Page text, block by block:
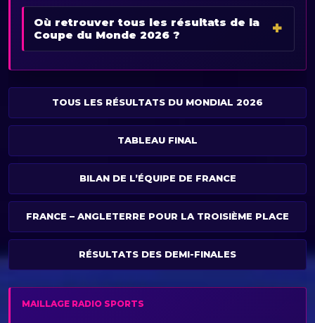
Où retrouver tous les résultats de la
Coupe du Monde 2026 ?
TOUS LES RÉSULTATS DU MONDIAL 2026
TABLEAU FINAL
BILAN DE L’ÉQUIPE DE FRANCE
FRANCE – ANGLETERRE POUR LA TROISIÈME PLACE
RÉSULTATS DES DEMI-FINALES
MAILLAGE RADIO SPORTS